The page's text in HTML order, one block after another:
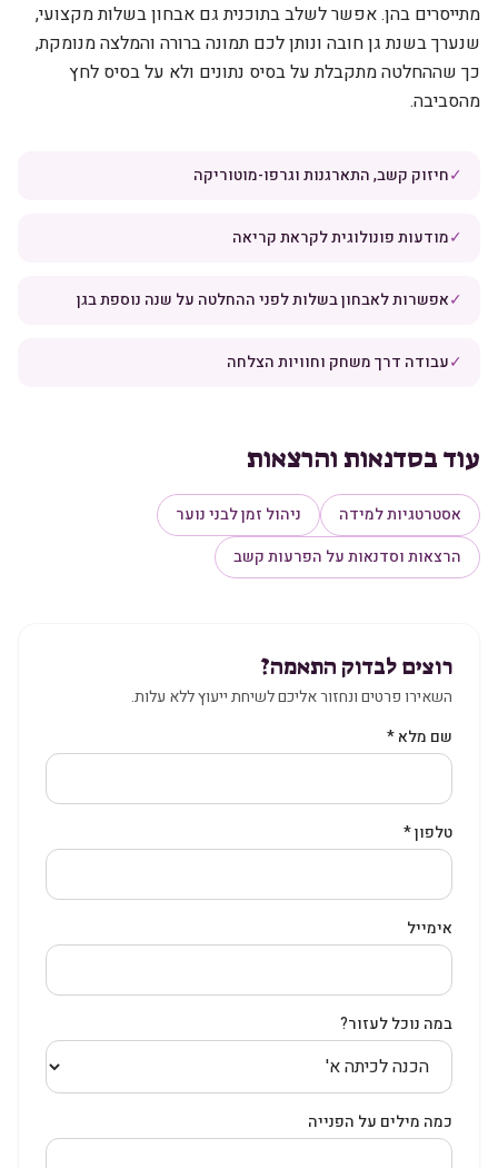
מתייסרים בהן. אפשר לשלב בתוכנית גם אבחון בשלות מקצועי,
שנערך בשנת גן חובה ונותן לכם תמונה ברורה והמלצה מנומקת,
כך שההחלטה מתקבלת על בסיס נתונים ולא על בסיס לחץ
מהסביבה.
✓חיזוק קשב, התארגנות וגרפו-מוטוריקה
✓מודעות פונולוגית לקראת קריאה
✓אפשרות לאבחון בשלות לפני ההחלטה על שנה נוספת בגן
✓עבודה דרך משחק וחוויות הצלחה
עוד בסדנאות והרצאות
אסטרטגיות למידה
ניהול זמן לבני נוער
הרצאות וסדנאות על הפרעות קשב
רוצים לבדוק התאמה?
השאירו פרטים ונחזור אליכם לשיחת ייעוץ ללא עלות.
שם מלא *
טלפון *
אימייל
במה נוכל לעזור?
כמה מילים על הפנייה